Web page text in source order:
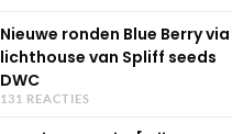
Nieuwe ronden Blue Berry via
lichthouse van Spliff seeds
DWC
131 REACTIES